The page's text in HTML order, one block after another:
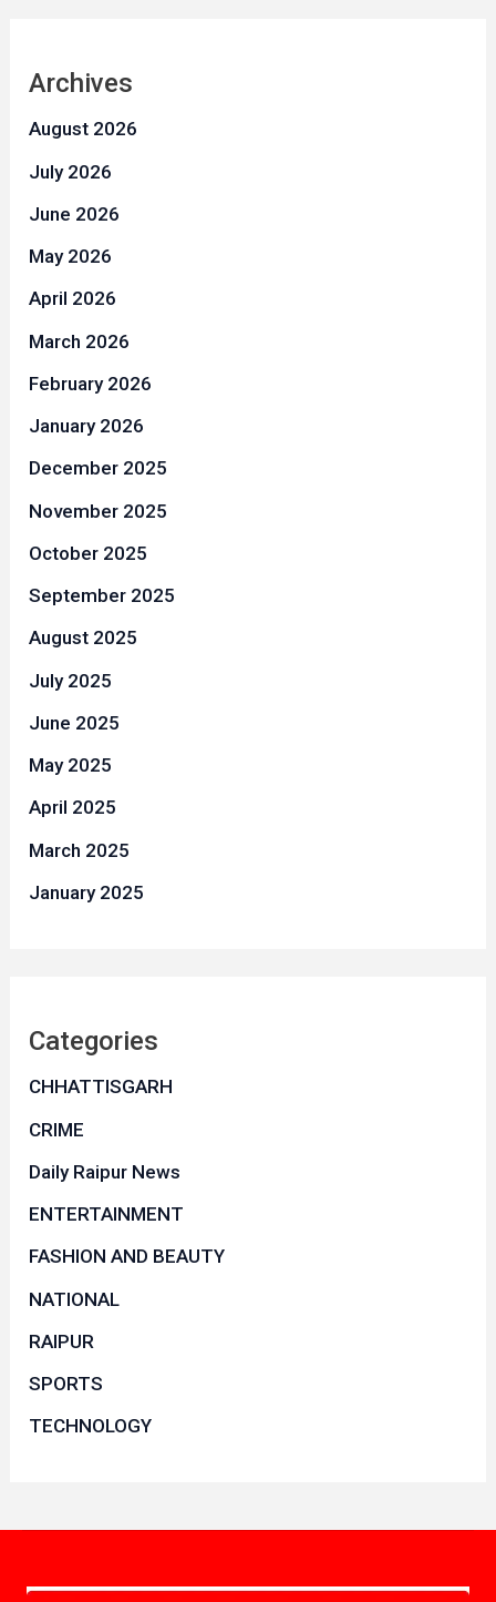
Archives
August 2026
July 2026
June 2026
May 2026
April 2026
March 2026
February 2026
January 2026
December 2025
November 2025
October 2025
September 2025
August 2025
July 2025
June 2025
May 2025
April 2025
March 2025
January 2025
Categories
CHHATTISGARH
CRIME
Daily Raipur News
ENTERTAINMENT
FASHION AND BEAUTY
NATIONAL
RAIPUR
SPORTS
TECHNOLOGY